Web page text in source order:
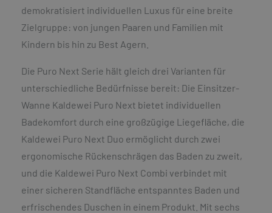
demokratisiert individuellen Luxus für eine breite
Zielgruppe: von jungen Paaren und Familien mit
Kindern bis hin zu Best Agern.
Die Puro Next Serie hält gleich drei Varianten für
unterschiedliche Bedürfnisse bereit: Die Einsitzer-
Wanne Kaldewei Puro Next bietet individuellen
Badekomfort durch eine großzügige Liegefläche, die
Kaldewei Puro Next Duo ermöglicht durch zwei
ergonomische Rückenschrägen das Baden zu zweit,
und die Kaldewei Puro Next Combi verbindet mit
einer sicheren Standfläche entspanntes Baden und
erfrischendes Duschen in einem Produkt. Mit sechs